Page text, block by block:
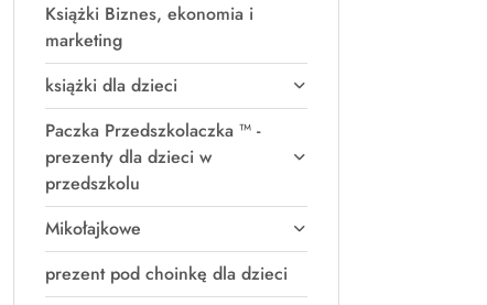
Książki Biznes, ekonomia i
marketing
książki dla dzieci
Paczka Przedszkolaczka ™ -
prezenty dla dzieci w
przedszkolu
Mikołajkowe
prezent pod choinkę dla dzieci